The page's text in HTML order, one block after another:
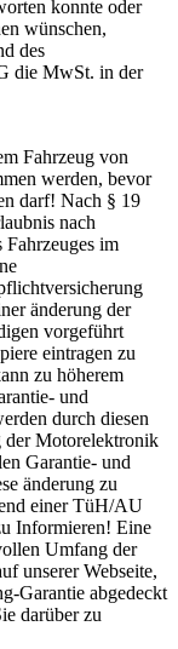
konnte oder
wünschen,
des
die MwSt. in der
Fahrzeug von
werden, bevor
darf! Nach § 19
nach
im
änderung der
vorgeführt
eintragen zu
zu höherem
und
durch diesen
der Motorelektronik
Garantie- und
änderung zu
einer TüH/AU
Informieren! Eine
Umfang der
unserer Webseite,
Garantie abgedeckt
darüber zu